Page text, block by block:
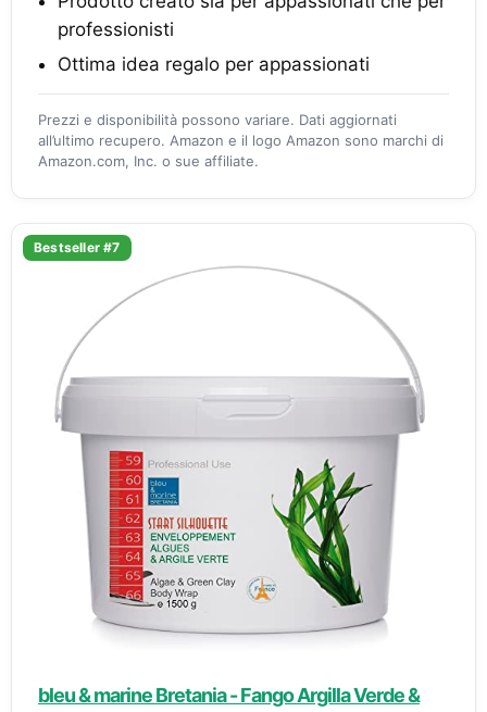
professionisti
Ottima idea regalo per appassionati
Prezzi e disponibilità possono variare. Dati aggiornati
all’ultimo recupero. Amazon e il logo Amazon sono marchi di
Amazon.com, Inc. o sue affiliate.
Bestseller #7
bleu & marine Bretania - Fango Argilla Verde &